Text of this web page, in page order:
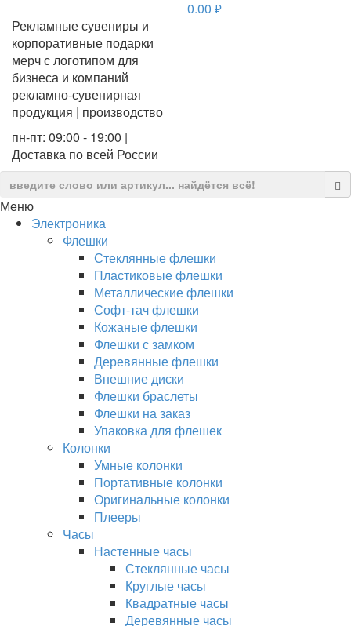
Рекламные сувениры и
корпоративные подарки
мерч с логотипом для
бизнеса и компаний
рекламно-сувенирная
продукция | производство
пн-пт: 09:00 - 19:00 |
Доставка по всей России
0.00 руб.
Меню
Электроника
Флешки
Стеклянные флешки
Пластиковые флешки
Металлические флешки
Софт-тач флешки
Кожаные флешки
Флешки с замком
Деревянные флешки
Внешние диски
Флешки браслеты
Флешки на заказ
Упаковка для флешек
Колонки
Умные колонки
Портативные колонки
Оригинальные колонки
Плееры
Часы
Настенные часы
Стеклянные часы
Круглые часы
Квадратные часы
Деревянные часы